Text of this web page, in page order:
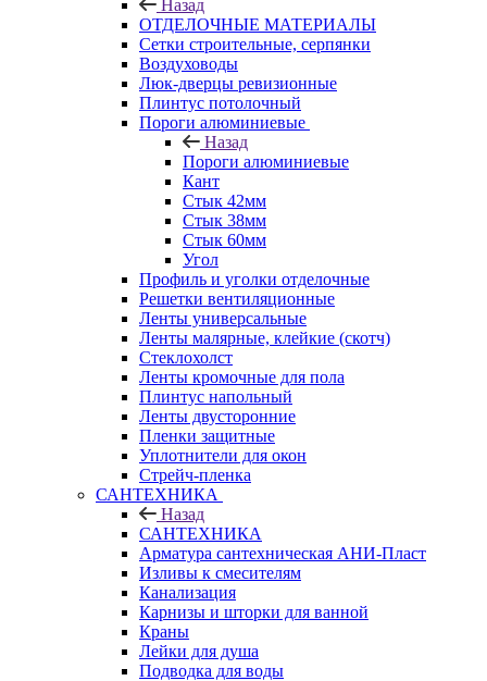
Назад
ОТДЕЛОЧНЫЕ МАТЕРИАЛЫ
Сетки строительные, серпянки
Воздуховоды
Люк-дверцы ревизионные
Плинтус потолочный
Пороги алюминиевые
Назад
Пороги алюминиевые
Кант
Стык 42мм
Стык 38мм
Стык 60мм
Угол
Профиль и уголки отделочные
Решетки вентиляционные
Ленты универсальные
Ленты малярные, клейкие (скотч)
Стеклохолст
Ленты кромочные для пола
Плинтус напольный
Ленты двусторонние
Пленки защитные
Уплотнители для окон
Стрейч-пленка
САНТЕХНИКА
Назад
САНТЕХНИКА
Арматура сантехническая АНИ-Пласт
Изливы к смесителям
Канализация
Карнизы и шторки для ванной
Краны
Лейки для душа
Подводка для воды